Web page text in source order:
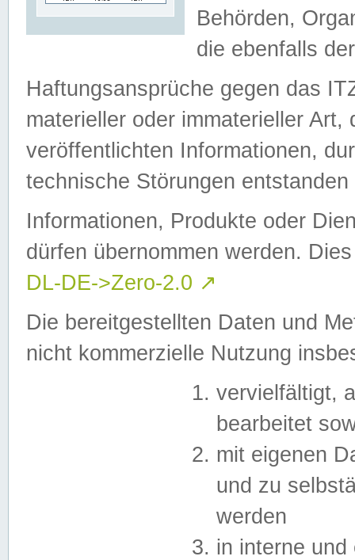
Behörden,
die ebenfalls
Haftungsansprüche gegen das
materieller oder immaterieller
veröffentlichten Informationen,
technische Störungen
Informationen, Produkte oder
dürfen übernommen werden.
DL-DE->Zero-2.0 ↗
Die bereitgestellten Daten und
nicht kommerzielle Nutzung
vervielfältigt,
bearbeitet
mit eigenen
und zu
werden
in interne